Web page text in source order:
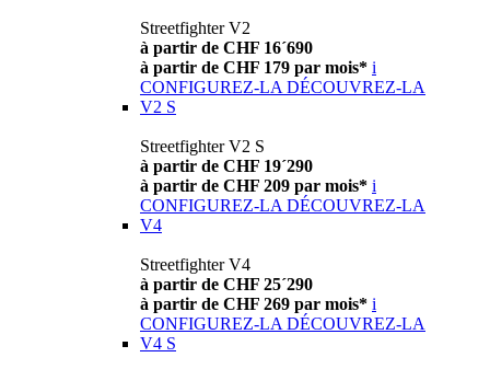
Streetfighter V2
à partir de CHF 16´690
à partir de CHF 179 par mois* i
CONFIGUREZ-LA DÉCOUVREZ-LA
V2 S
Streetfighter V2 S
à partir de CHF 19´290
à partir de CHF 209 par mois* i
CONFIGUREZ-LA DÉCOUVREZ-LA
V4
Streetfighter V4
à partir de CHF 25´290
à partir de CHF 269 par mois* i
CONFIGUREZ-LA DÉCOUVREZ-LA
V4 S